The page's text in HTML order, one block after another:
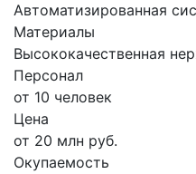
Автоматизированная
Материалы
Высококачественная
Персонал
от 10 человек
Цена
от 20 млн руб.
Окупаемость